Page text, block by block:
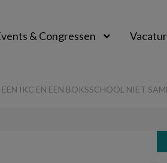
& Congressen
IKC EN EEN BOKSSCHOOL NIET